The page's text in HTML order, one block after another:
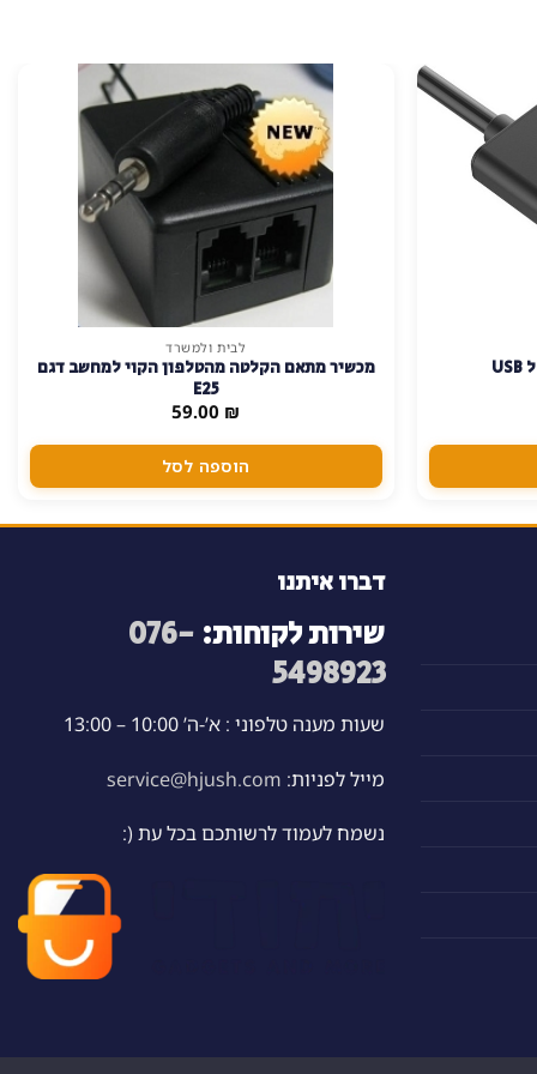
לבית ולמשרד
מכשיר מתאם הקלטה מהטלפון הקוי למחשב דגם
E25
59.00 ₪
הוספה לסל
דברו איתנו
שירות לקוחות: 076-
5498923
שעות מענה טלפוני : א’-ה’ 10:00 – 13:00
מייל לפניות: service@hjush.com
נשמח לעמוד לרשותכם בכל עת (: